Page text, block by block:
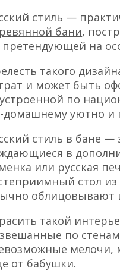
стиль —
бани,
претендующей на
такого
и может быть
по
домашнему уютно и
стиль в бане
в
или русская
стол
облицовывают
такой
по
мелочи,
от бабушки.